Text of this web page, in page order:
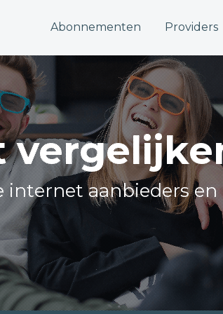
Abonnementen Providers
internet aanbieders